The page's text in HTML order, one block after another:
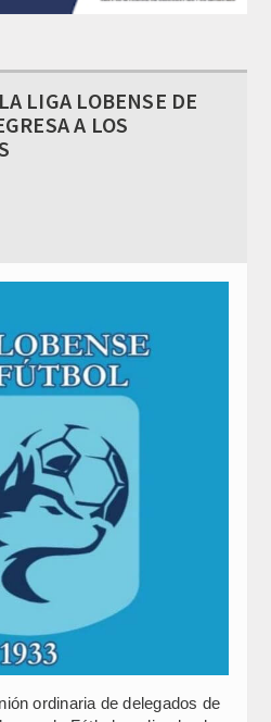
LIGA LOBENSE DE
A LOS
ordinaria de delegados de